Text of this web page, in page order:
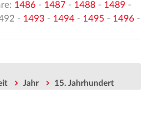
1486 - 1487 - 1488 - 1489 -
- 1493 - 1494 - 1495 - 1496 -
Jahr 15. Jahrhundert